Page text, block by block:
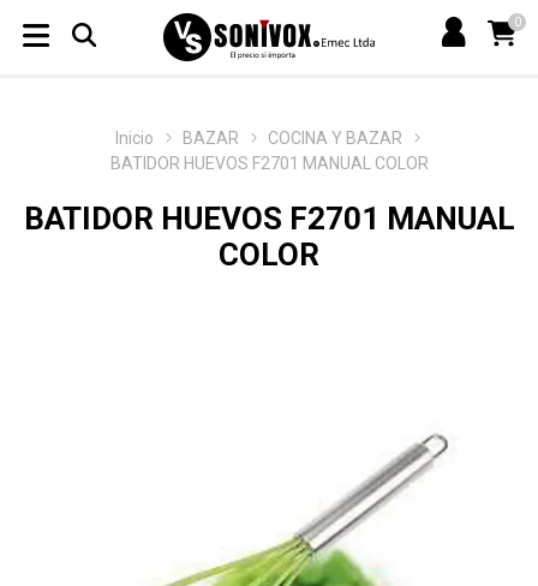
0
Inicio BAZAR
COCINA Y BAZAR
BATIDOR HUEVOS F2701 MANUAL COLOR
BATIDOR HUEVOS F2701 MANUAL
COLOR